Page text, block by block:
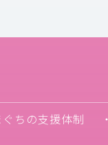
ぐちの支援体制